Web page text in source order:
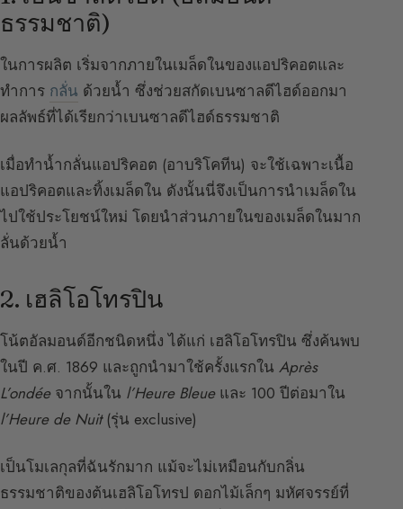
ธรรมชาติ)
ในการผลิต เริ่มจากภายในเมล็ดในของแอปริคอตและ
ทำการ กลั่น ด้วยน้ำ ซึ่งช่วยสกัดเบนซาลดีไฮด์ออกมา
ผลลัพธ์ที่ได้เรียกว่าเบนซาลดีไฮด์ธรรมชาติ
เมื่อทำน้ำกลั่นแอปริคอต (อาบริโคทีน) จะใช้เฉพาะเนื้อ
แอปริคอตและทิ้งเมล็ดใน ดังนั้นนี่จึงเป็นการนำเมล็ดใน
ไปใช้ประโยชน์ใหม่ โดยนำส่วนภายในของเมล็ดในมาก
ลั่นด้วยน้ำ
2. เฮลิโอโทรปิน
โน้ตอัลมอนด์อีกชนิดหนึ่ง ได้แก่ เฮลิโอโทรปิน ซึ่งค้นพบ
ในปี ค.ศ. 1869 และถูกนำมาใช้ครั้งแรกใน Après
L’ondéeจากนั้นใน l’Heure Bleueและ 100 ปีต่อมาใน
l’Heure de Nuit(รุ่น exclusive)
เป็นโมเลกุลที่ฉันรักมาก แม้จะไม่เหมือนกับกลิ่น
ธรรมชาติของต้นเฮลิโอโทรป ดอกไม้เล็กๆ มหัศจรรย์ที่